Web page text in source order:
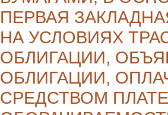
ПЕРВАЯ
НА УСЛОВИЯХ
ОБЛИГАЦИИ,
ОБЛИГАЦИИ,
СРЕДСТВОМ